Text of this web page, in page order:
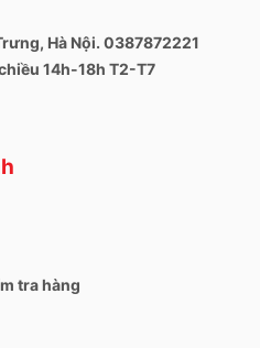
Hà Nội. 0387872221
14h-18h T2-T7
tra hàng